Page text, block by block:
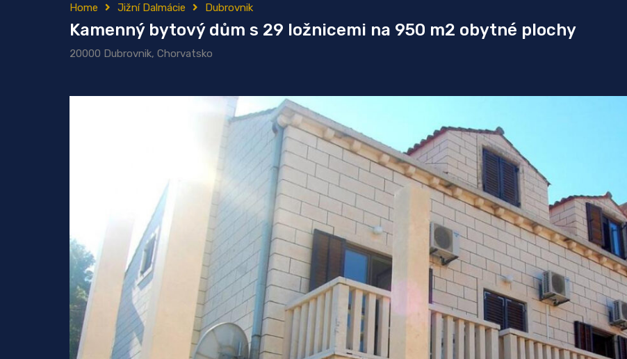
Home Jižní Dalmácie Dubrovnik
Kamenný bytový dům s 29 ložnicemi na 950 m2 obytné plochy
20000 Dubrovnik, Chorvatsko